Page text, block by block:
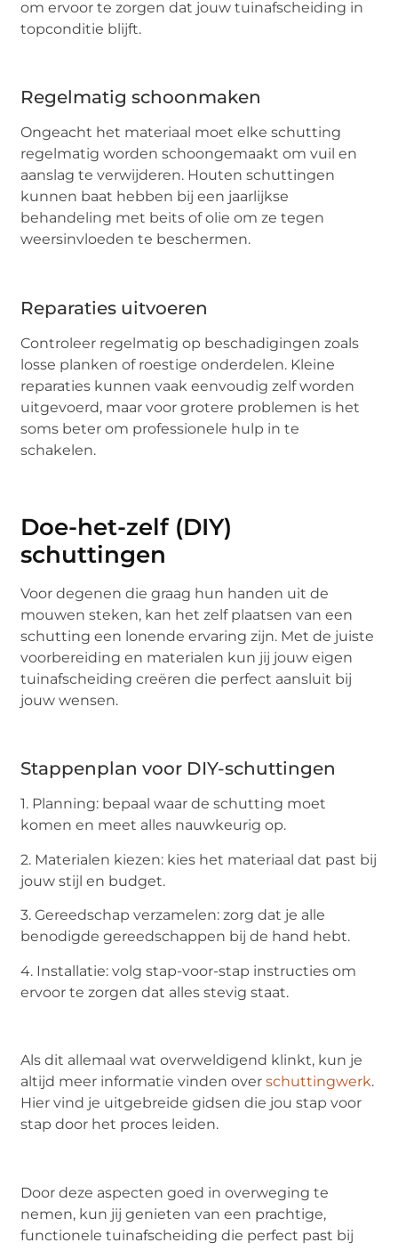
om ervoor te zorgen dat jouw tuinafscheiding in
topconditie blijft.
Regelmatig schoonmaken
Ongeacht het materiaal moet elke schutting
regelmatig worden schoongemaakt om vuil en
aanslag te verwijderen. Houten schuttingen
kunnen baat hebben bij een jaarlijkse
behandeling met beits of olie om ze tegen
weersinvloeden te beschermen.
Reparaties uitvoeren
Controleer regelmatig op beschadigingen zoals
losse planken of roestige onderdelen. Kleine
reparaties kunnen vaak eenvoudig zelf worden
uitgevoerd, maar voor grotere problemen is het
soms beter om professionele hulp in te
schakelen.
Doe-het-zelf (DIY)
schuttingen
Voor degenen die graag hun handen uit de
mouwen steken, kan het zelf plaatsen van een
schutting een lonende ervaring zijn. Met de juiste
voorbereiding en materialen kun jij jouw eigen
tuinafscheiding creëren die perfect aansluit bij
jouw wensen.
Stappenplan voor DIY-schuttingen
1. Planning: bepaal waar de schutting moet
komen en meet alles nauwkeurig op.
2. Materialen kiezen: kies het materiaal dat past bij
jouw stijl en budget.
3. Gereedschap verzamelen: zorg dat je alle
benodigde gereedschappen bij de hand hebt.
4. Installatie: volg stap-voor-stap instructies om
ervoor te zorgen dat alles stevig staat.
Als dit allemaal wat overweldigend klinkt, kun je
altijd meer informatie vinden overschuttingwerk.
Hier vind je uitgebreide gidsen die jou stap voor
stap door het proces leiden.
Door deze aspecten goed in overweging te
nemen, kun jij genieten van een prachtige,
functionele tuinafscheiding die perfect past bij